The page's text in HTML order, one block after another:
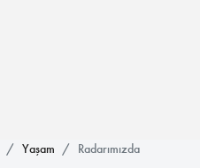
Yaşam Radarımızda